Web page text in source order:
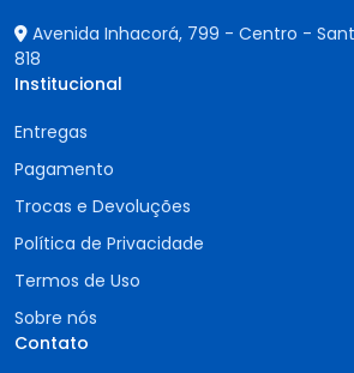
Avenida Inhacorá, 799 - Centro -
818
Institucional
Entregas
Pagamento
Trocas e Devoluções
Política de Privacidade
Termos de Uso
Sobre nós
Contato